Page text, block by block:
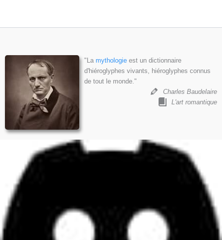
"La mythologie est un dictionnaire
d'hiéroglyphes vivants, hiéroglyphes connus
de tout le monde."
Charles Baudelaire
L'art romantique